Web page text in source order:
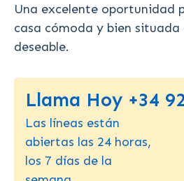
Una excelente oportunidad
casa cómoda y bien situada
deseable.
Llama Hoy +34
Las líneas están
abiertas las 24 horas,
los 7 días de la